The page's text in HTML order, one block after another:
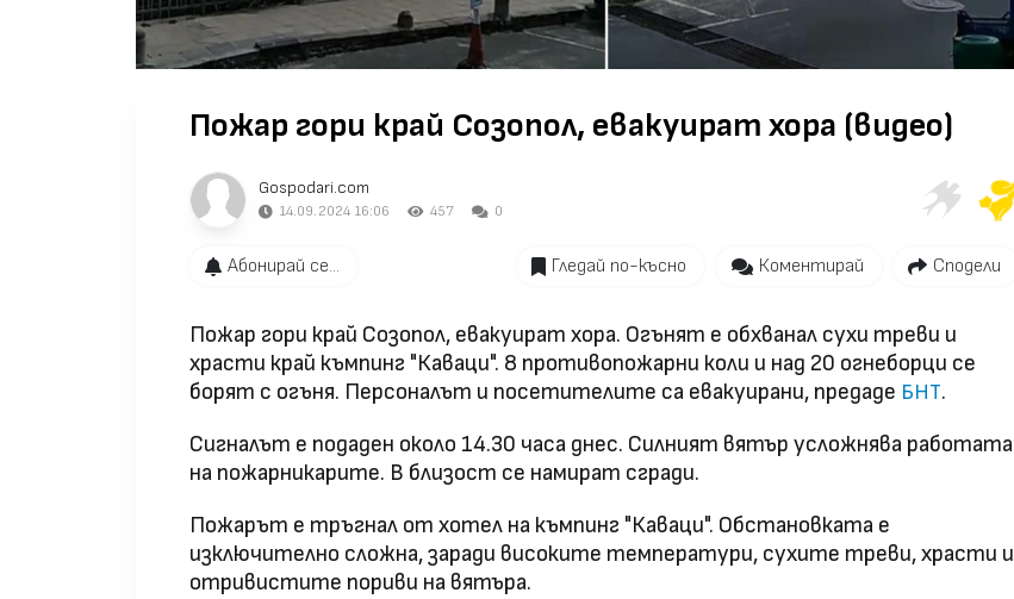
Пожар гори край Созопол, евакуират хора (видео)
Gospodari.com
14.09.2024 16:06 457 0
Абонирай се... Гледай по-късно Коментирай Сподели
Пожар гори край Созопол, евакуират хора. Огънят е обхванал сухи треви и
храсти край къмпинг "Каваци". 8 противопожарни коли и над 20 огнеборци се
борят с огъня. Персоналът и посетителите са евакуирани, предаде БНТ.
Сигналът е подаден около 14.30 часа днес. Силният вятър усложнява работата
на пожарникарите. В близост се намират сгради.
Пожарът е тръгнал от хотел на къмпинг "Каваци". Обстановката е
изключително сложна, заради високите температури, сухите треви, храсти и
отривистите пориви на вятъра.